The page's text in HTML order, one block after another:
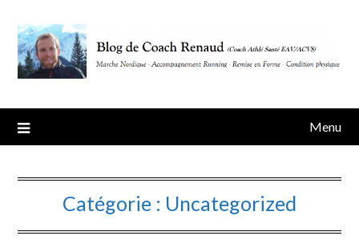
content
Menu
Catégorie : Uncategorized